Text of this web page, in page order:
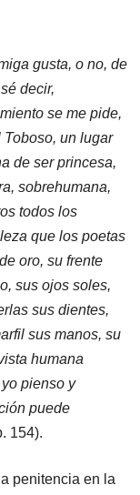
gusta, o no, de
decir,
se me pide,
un lugar
de ser princesa,
sobrehumana,
todos los
que los poetas
oro, su frente
sus ojos soles,
sus dientes,
sus manos, su
humana
pienso y
puede
154).
penitencia en la